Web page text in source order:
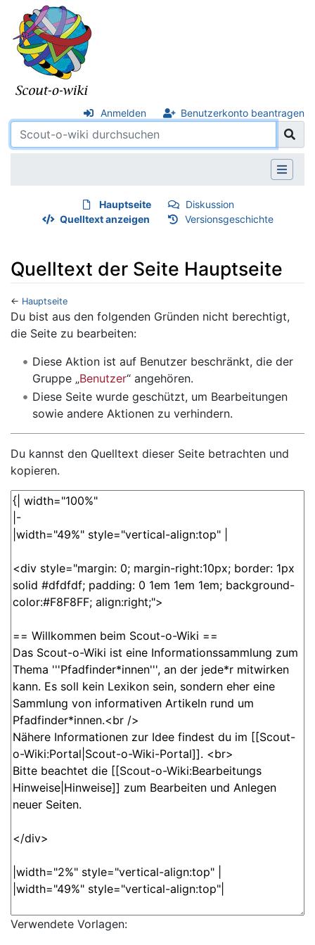
Anmelden Benutzerkonto beantragen
Hauptseite
Diskussion
Quelltext anzeigen
Versionsgeschichte
Quelltext der Seite Hauptseite
← Hauptseite
Wechseln zu:Navigation,Suche
Du bist aus den folgenden Gründen nicht berechtigt,
die Seite zu bearbeiten:
Diese Aktion ist auf Benutzer beschränkt, die der
Gruppe „Benutzer“ angehören.
Diese Seite wurde geschützt, um Bearbeitungen
sowie andere Aktionen zu verhindern.
Du kannst den Quelltext dieser Seite betrachten und
kopieren.
Verwendete Vorlagen: